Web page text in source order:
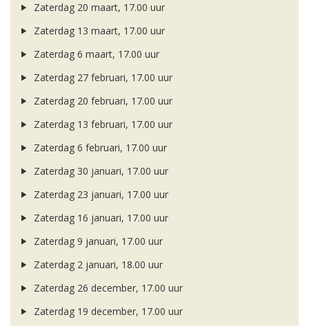
Zaterdag 20 maart, 17.00 uur
Zaterdag 13 maart, 17.00 uur
Zaterdag 6 maart, 17.00 uur
Zaterdag 27 februari, 17.00 uur
Zaterdag 20 februari, 17.00 uur
Zaterdag 13 februari, 17.00 uur
Zaterdag 6 februari, 17.00 uur
Zaterdag 30 januari, 17.00 uur
Zaterdag 23 januari, 17.00 uur
Zaterdag 16 januari, 17.00 uur
Zaterdag 9 januari, 17.00 uur
Zaterdag 2 januari, 18.00 uur
Zaterdag 26 december, 17.00 uur
Zaterdag 19 december, 17.00 uur